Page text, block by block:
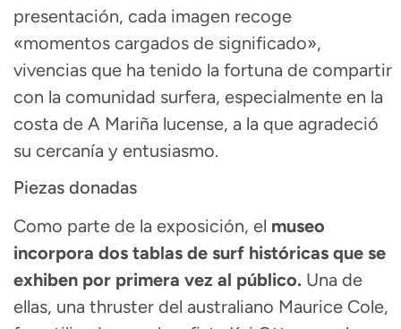
presentación, cada imagen recoge
«momentos cargados de significado»,
vivencias que ha tenido la fortuna de compartir
con la comunidad surfera, especialmente en la
costa de A Mariña lucense, a la que agradeció
su cercanía y entusiasmo.
Piezas donadas
Como parte de la exposición, el museo
incorpora dos tablas de surf históricas que se
exhiben por primera vez al público. Una de
ellas, una thruster del australiano Maurice Cole,